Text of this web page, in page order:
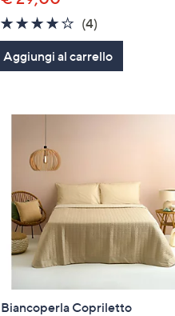
3.8
of
5
(4)
Recensioni
Aggiungi al carrello
Biancoperla Copriletto